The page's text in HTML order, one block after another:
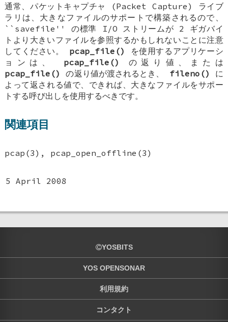
通常、パケットキャプチャ (Packet Capture) ライブ
ラリは、大きなファイルのサポートで構築されるので、
``savefile'' の標準 I/O ストリームが 2 ギガバイ
トより大きいファイルを参照するかもしれないことに注意
してください。 pcap_file()
を使用するアプリケーシ
ョンは、 pcap_file()
の返り値、または
pcap_file()
の返り値が渡されるとき、 fileno()
に
よって返される値で、できれば、大きなファイルをサポー
トする呼び出しを使用するべきです。
関連項目
pcap(3), pcap_open_offline(3)
5 April 2008
YOSBITS
YOS OPENSONAR
利用規約
コンタクト